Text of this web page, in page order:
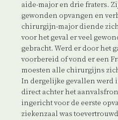
aide-major en drie fraters.
gewonden opvangen en
chirurgijn-major diende
voor het geval er veel
gebracht. Werd er door het
voorbereid of vond er een
moesten alle chirurgijns
In dergelijke gevallen werd
direct achter het
ingericht voor de eerste
ziekenzaal was